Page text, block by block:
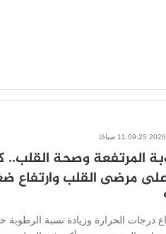
صباحًا
المرتفعة وصحة
مرضى القلب وارتفاع
درجات الحرارة وزيادة نسبة